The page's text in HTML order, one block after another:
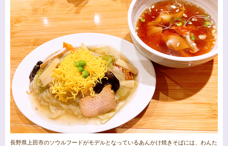
長野県上田市のソウルフードがモデルとなっているあんかけ焼きそばには、わんた